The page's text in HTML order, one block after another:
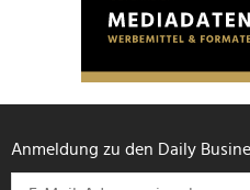
Anmeldung zu den Daily